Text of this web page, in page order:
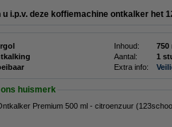
u i.p.v. deze koffiemachine ontkalker het
Inhoud:
750
Aantal:
1
Extra info:
huismerk
Premium 500 ml - citroenzuur